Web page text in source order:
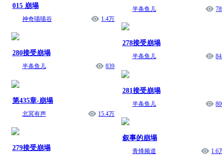
015 崩塌
神奇喵喵谷 1.4万
280接受崩塌
半条鱼儿 839
第435章-崩塌
北冥有声 15.4万
279接受崩塌
半条鱼儿
278接受崩塌
半条鱼儿
281接受崩塌
半条鱼儿
叙事的崩塌
青烽频道 1.6